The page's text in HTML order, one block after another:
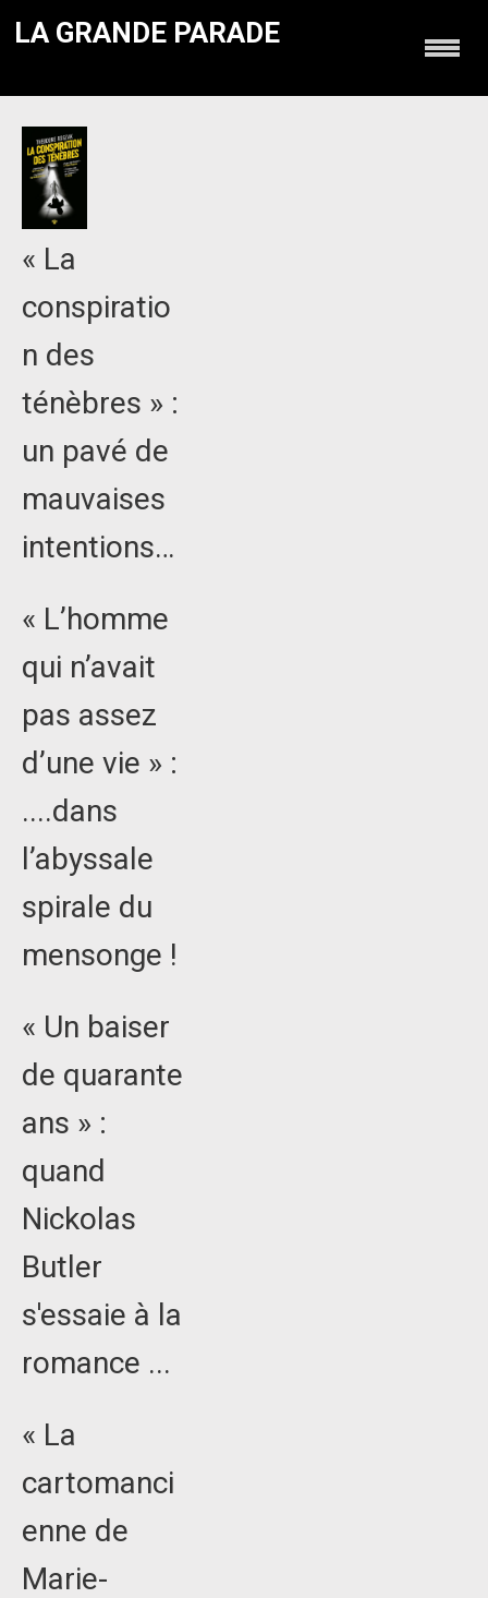
LA GRANDE PARADE
« La
conspiratio
n des
ténèbres » :
un pavé de
mauvaises
intentions…
« L’homme
qui n’avait
pas assez
d’une vie » :
....dans
l’abyssale
spirale du
mensonge !
« Un baiser
de quarante
ans » :
quand
Nickolas
Butler
s'essaie à la
romance ...
« La
cartomanci
enne de
Marie-